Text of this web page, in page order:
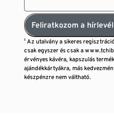
Feliratkozom a
¹ Az utalvány a sikeres
csak egyszer és csak a
érvényes kávéra, kapszulás
ajándékkártyákra, más
készpénzre nem váltható.